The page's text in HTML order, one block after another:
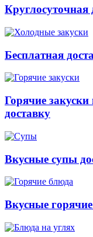
Круглосуточная
Бесплатная
Горячие
доставку
Вкусные супы
Вкусные